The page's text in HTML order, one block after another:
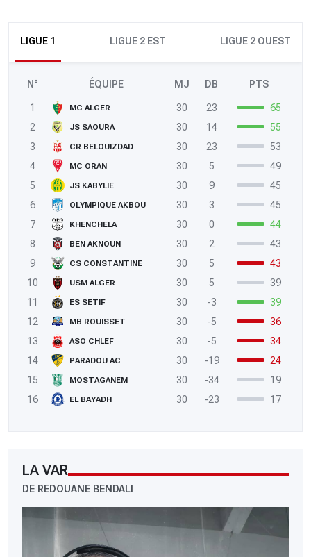
LIGUE 1 LIGUE 2 EST LIGUE 2 OUEST
N° ÉQUIPE MJ DB PTS
1 MC ALGER 30 23
65
2
JS SAOURA 30 14
55
3
CR BELOUIZDAD 30 23
53
4
MC ORAN 30 5
49
5
JS KABYLIE 30 9
45
6
OLYMPIQUE AKBOU 30 3
45
7
KHENCHELA 30 0
44
8
BEN AKNOUN 30 2
43
9
CS CONSTANTINE 30 5
43
10
USM ALGER 30 5
39
11
ES SETIF 30 -3
39
12
MB ROUISSET 30 -5
36
13
ASO CHLEF 30 -5
34
14
PARADOU AC 30 -19
24
15
MOSTAGANEM 30 -34
19
16
EL BAYADH 30 -23 17
LA VAR
DE REDOUANE BENDALI